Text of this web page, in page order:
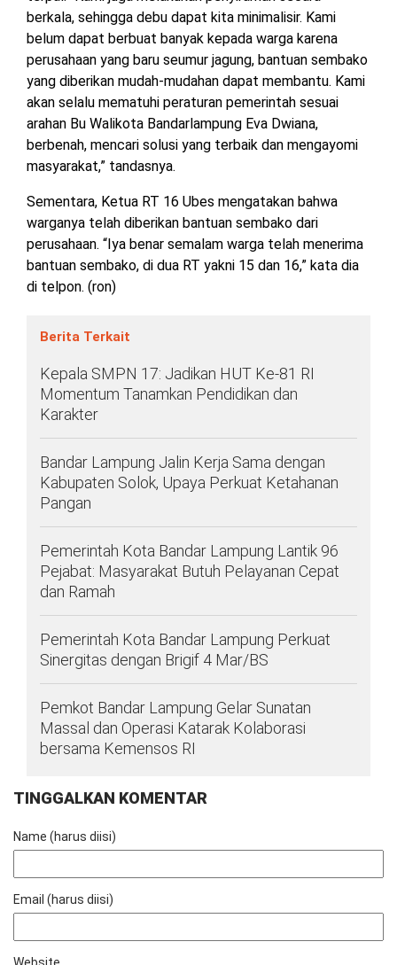
berkala, sehingga debu dapat kita minimalisir. Kami
belum dapat berbuat banyak kepada warga karena
perusahaan yang baru seumur jagung, bantuan sembako
yang diberikan mudah-mudahan dapat membantu. Kami
akan selalu mematuhi peraturan pemerintah sesuai
arahan Bu Walikota Bandarlampung Eva Dwiana,
berbenah, mencari solusi yang terbaik dan mengayomi
masyarakat,” tandasnya.
Sementara, Ketua RT 16 Ubes mengatakan bahwa
warganya telah diberikan bantuan sembako dari
perusahaan. “Iya benar semalam warga telah menerima
bantuan sembako, di dua RT yakni 15 dan 16,” kata dia
di telpon. (ron)
Berita Terkait
Kepala SMPN 17: Jadikan HUT Ke-81 RI
Momentum Tanamkan Pendidikan dan
Karakter
Bandar Lampung Jalin Kerja Sama dengan
Kabupaten Solok, Upaya Perkuat Ketahanan
Pangan
Pemerintah Kota Bandar Lampung Lantik 96
Pejabat: Masyarakat Butuh Pelayanan Cepat
dan Ramah
Pemerintah Kota Bandar Lampung Perkuat
Sinergitas dengan Brigif 4 Mar/BS
Pemkot Bandar Lampung Gelar Sunatan
Massal dan Operasi Katarak Kolaborasi
bersama Kemensos RI
TINGGALKAN KOMENTAR
Name (harus diisi)
Email (harus diisi)